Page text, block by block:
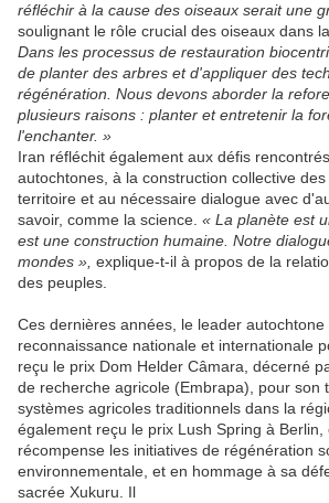
réfléchir à la cause des oiseaux serait une
soulignant le rôle crucial des oiseaux dans
Dans les processus de restauration
de planter des arbres et d'appliquer des
régénération. Nous devons aborder la
plusieurs raisons : planter et entretenir la
l'enchanter. »
Iran réfléchit également aux défis
autochtones, à la construction collective
territoire et au nécessaire dialogue avec
savoir, comme la science. « La planète est
est une construction humaine. Notre
mondes », explique-t-il à propos de la
des peuples.
Ces dernières années, le leader
reconnaissance nationale et internationale
reçu le prix Dom Helder Câmara, décerné
de recherche agricole (Embrapa), pour son
systèmes agricoles traditionnels dans la
également reçu le prix Lush Spring à Berlin,
récompense les initiatives de régénération
environnementale, et en hommage à sa
sacrée Xukuru. Il